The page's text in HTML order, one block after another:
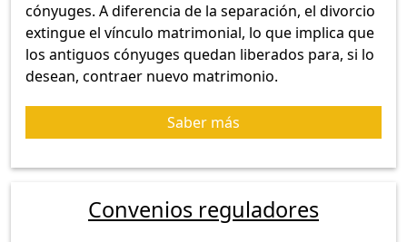
cónyuges. A diferencia de la separación, el divorcio
extingue el vínculo matrimonial, lo que implica que
los antiguos cónyuges quedan liberados para, si lo
desean, contraer nuevo matrimonio.
Saber más
Convenios reguladores